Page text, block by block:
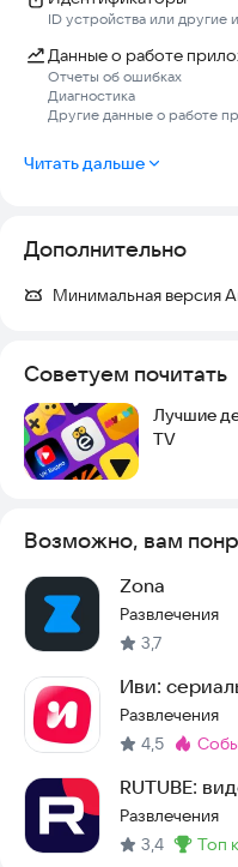
ID устройства или другие
Данные о работе
Отчеты об ошибках
Диагностика
Другие данные о работе
Читать дальше
Дополнительно
Минимальная версия
Советуем почитать
Лучшие
TV
Возможно, вам
Zona
Развлечения
3,7
Иви:
спорт
Развлечения
4,5 Метка:
RUTUBE:
Развлечения
3,4
Метка:
топ